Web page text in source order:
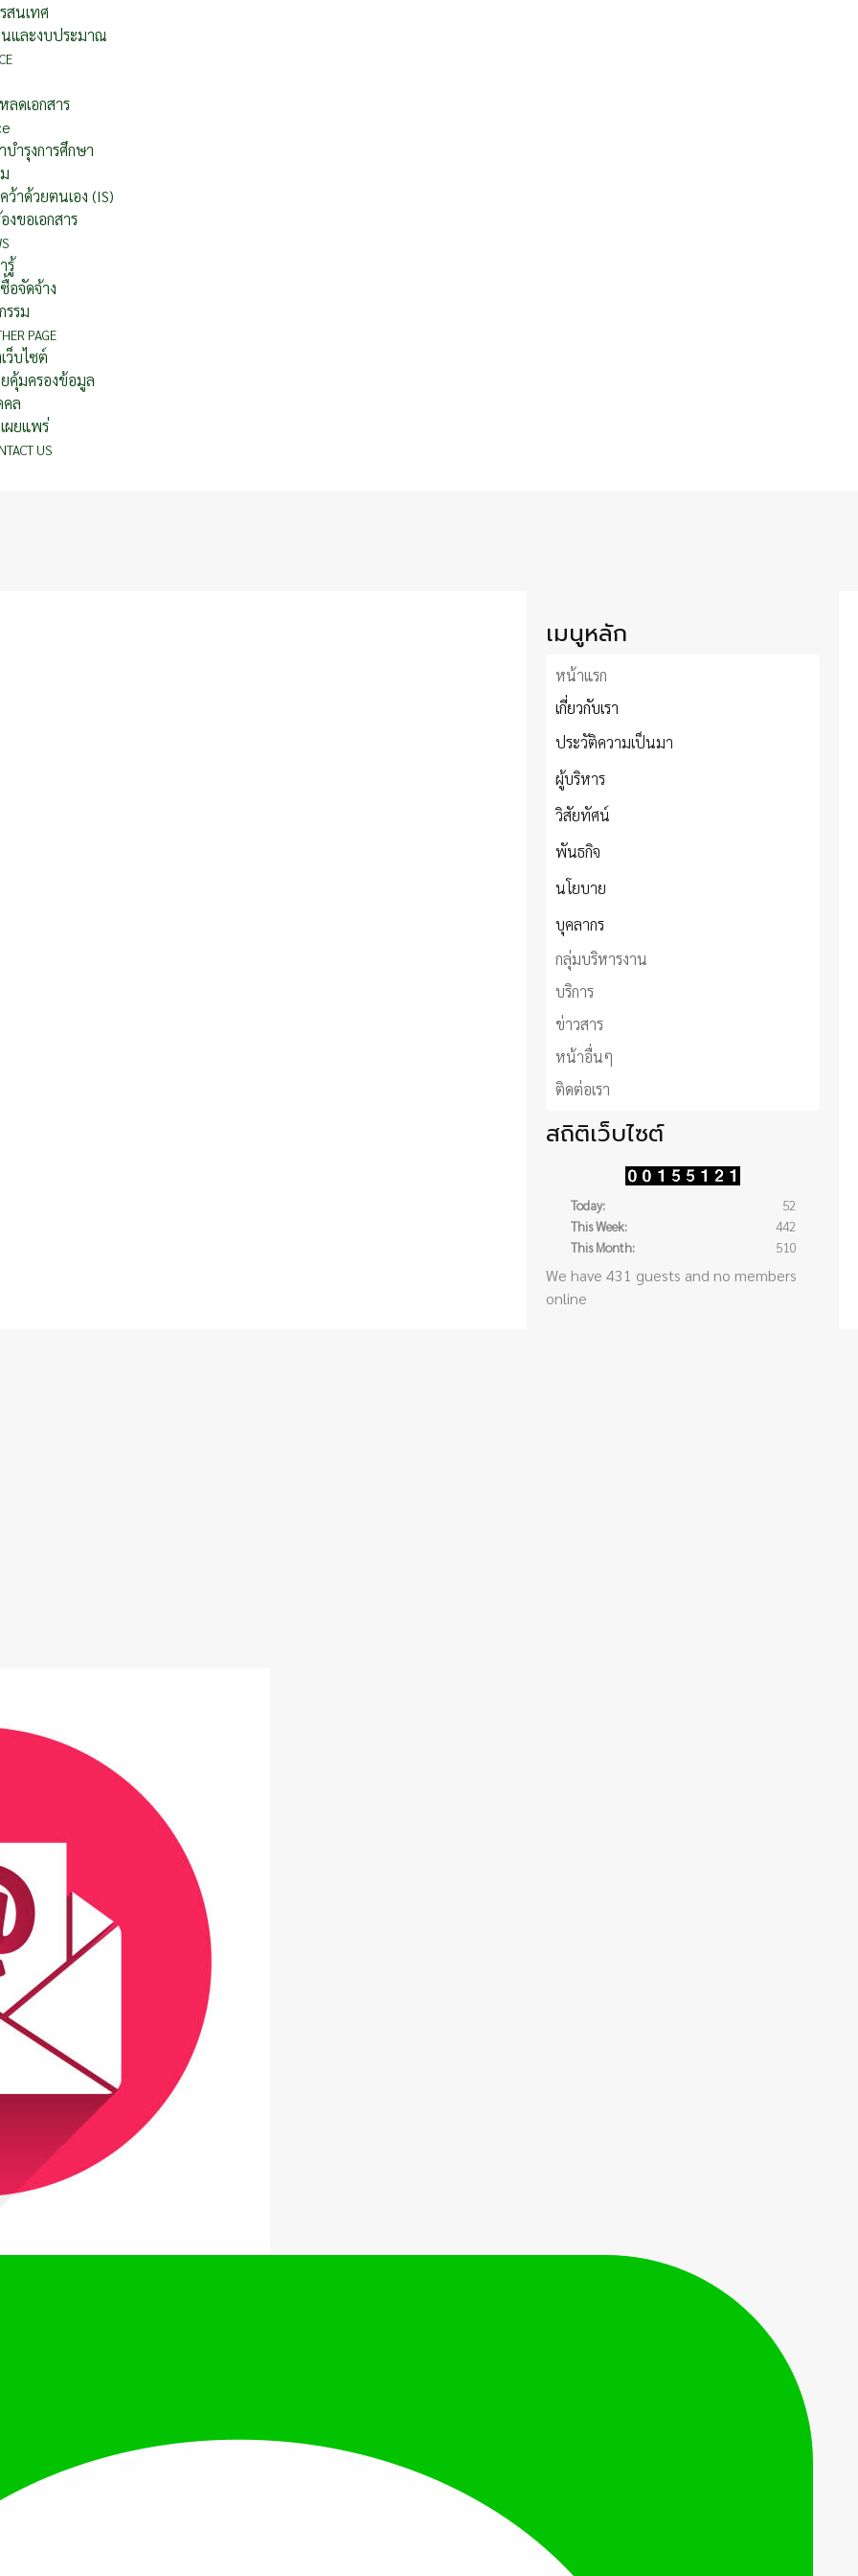
สนเทศ
และงบประมาณ
ลดเอกสาร
บำรุงการศึกษา
ว้าด้วยตนเอง (IS)
งขอเอกสาร
รู้
อจัดจ้าง
รรม
PAGE
ว็บไซต์
คุ้มครองข้อมูล
ล
ผยแพร่
US
เมนูหลัก
หน้าแรก
เกี่ยวกับเรา
ประวัติความเป็นมา
ผู้บริหาร
วิสัยทัศน์
พันธกิจ
นโยบาย
บุคลากร
กลุ่มบริหารงาน
บริการ
ข่าวสาร
หน้าอื่นๆ
ติดต่อเรา
สถิติเว็บไซต์
Today:
52
This Week:
442
This Month:
510
We have 431 guests and no members
online